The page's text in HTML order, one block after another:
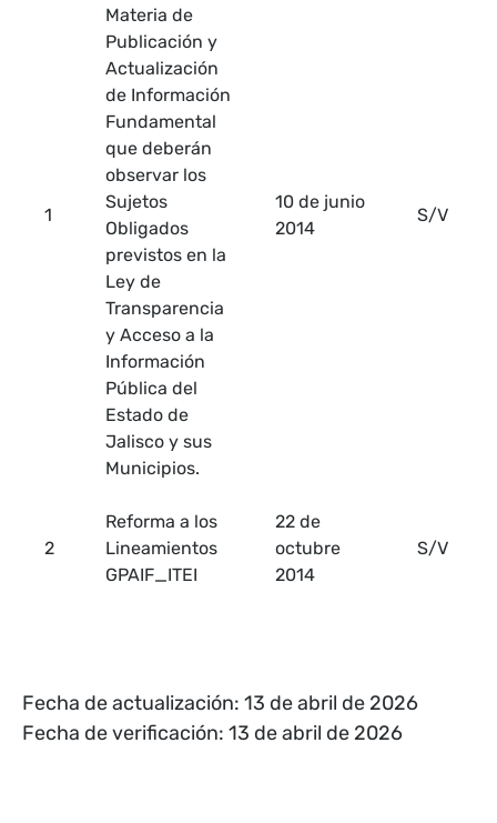
1
Materia de
Publicación y
Actualización
de Información
Fundamental
que deberán
observar los
Sujetos
Obligados
previstos en la
Ley de
Transparencia
y Acceso a la
Información
Pública del
Estado de
Jalisco y sus
Municipios.
10 de junio
2014
S/V
2
Reforma a los
Lineamientos
GPAIF_ITEI
22 de
octubre
2014
S/V
Fecha de actualización: 13 de abril de 2026
Fecha de verificación: 13 de abril de 2026